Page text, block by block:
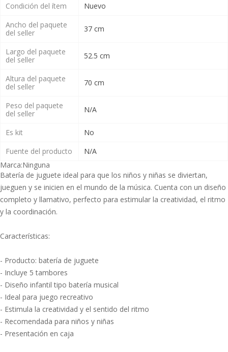
Condición del ítem
Nuevo
Ancho del paquete
del seller
37 cm
Largo del paquete
del seller
52.5 cm
Altura del paquete
del seller
70 cm
Peso del paquete
del seller
N/A
Es kit
No
Fuente del producto
N/A
Marca:Ninguna
Batería de juguete ideal para que los niños y niñas se diviertan,
jueguen y se inicien en el mundo de la música. Cuenta con un diseño
completo y llamativo, perfecto para estimular la creatividad, el ritmo
y la coordinación.
Características:
- Producto: batería de juguete
- Incluye 5 tambores
- Diseño infantil tipo batería musical
- Ideal para juego recreativo
- Estimula la creatividad y el sentido del ritmo
- Recomendada para niños y niñas
- Presentación en caja